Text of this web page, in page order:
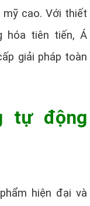
cao. Với thiết
hóa tiên tiến, Á
giải pháp toàn
tự động
hiện đại và